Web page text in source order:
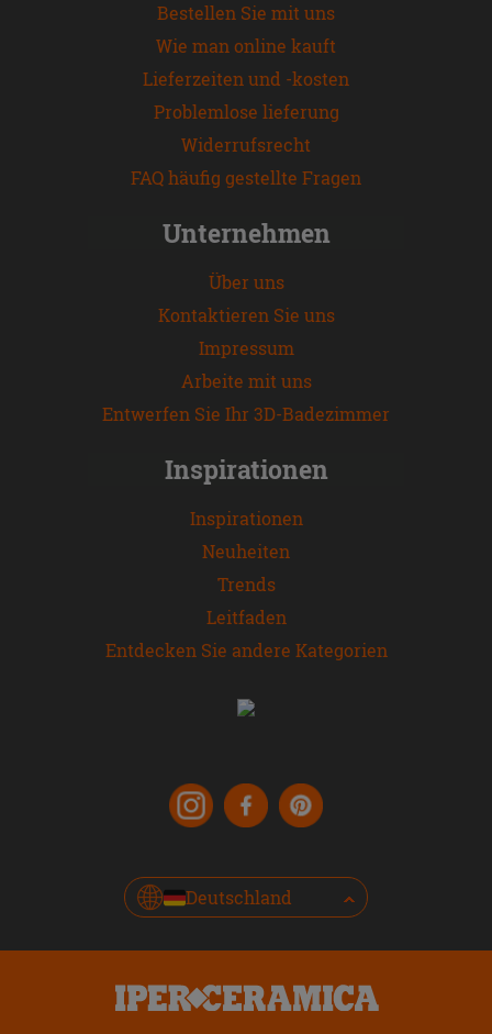
Bestellen Sie mit uns
Wie man online kauft
Lieferzeiten und -kosten
Problemlose lieferung
Widerrufsrecht
FAQ häufig gestellte Fragen
Unternehmen
Über uns
Kontaktieren Sie uns
Impressum
Arbeite mit uns
Entwerfen Sie Ihr 3D-Badezimmer
Inspirationen
Inspirationen
Neuheiten
Trends
Leitfaden
Entdecken Sie andere Kategorien
Deutschland